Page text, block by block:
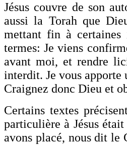
Jésus couvre de son
aussi la Torah que
mettant fin à
termes: Je viens
avant moi, et rendre
interdit. Je vous apporte
Craignez donc Dieu et
Certains textes
particulière à Jésus
avons placé, nous dit le